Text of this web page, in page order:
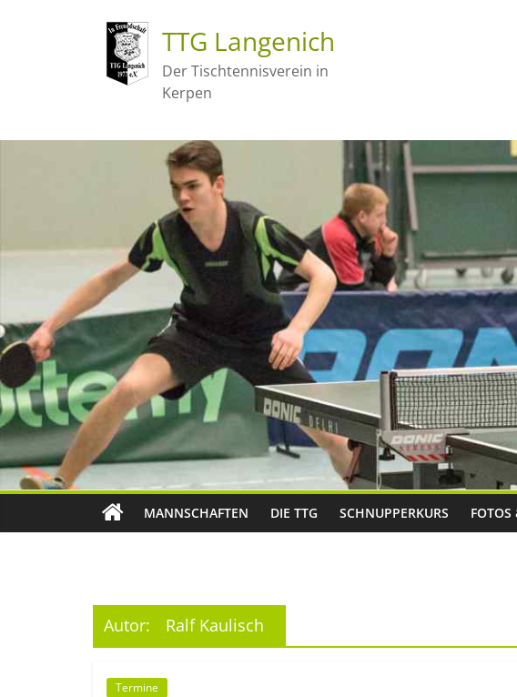
TTG Langenich
Der Tischtennisverein in
Kerpen
MANNSCHAFTEN DIE TTG SCHNUPPERKURS FOTOS
Autor: Ralf Kaulisch
Termine